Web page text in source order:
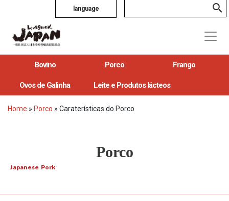
language
Bovino Porco Frango
Ovos de Galinha Leite e Produtos lácteos
Home » Porco » Caraterísticas do Porco
Porco
Japanese Pork